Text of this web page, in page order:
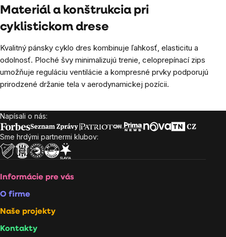
Materiál a konštrukcia pri
cyklistickom drese
Kvalitný pánsky cyklo dres kombinuje ľahkosť, elasticitu a
odolnosť. Ploché švy minimalizujú trenie, celoprepínací zips
umožňuje reguláciu ventilácie a kompresné prvky podporujú
prirodzené držanie tela v aerodynamickej pozícii.
Zápätie
Napísali o nás:
Sme hrdými partnermi klubov:
Informácie pre vás
O firme
Naše projekty
Kontakty